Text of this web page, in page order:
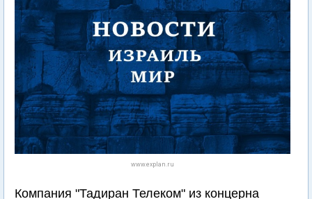
www.explan.ru
Компания "Тадиран Телеком" из концерна